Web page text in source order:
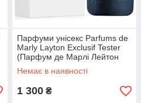
Парфуми унісекс Parfums de
Marly Layton Exclusif Tester
(Парфум де Марлі Лейтон
Ексклюзив) Парфумована
вода 125 ml/мл Тестер
Немає в наявності
1 300 ₴